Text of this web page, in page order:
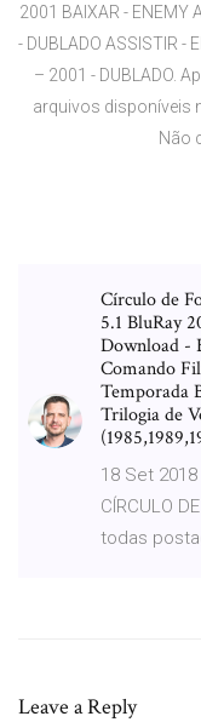
2001 BAIXAR - ENEMY
- DUBLADO ASSISTIR -
– 2001 - DUBLADO.
arquivos disponíveis
Não
Círculo de
5.1 BluRay
Download -
Comando
Temporada
Trilogia de
18 Set 2018
CÍRCULO
todas
Leave a Reply